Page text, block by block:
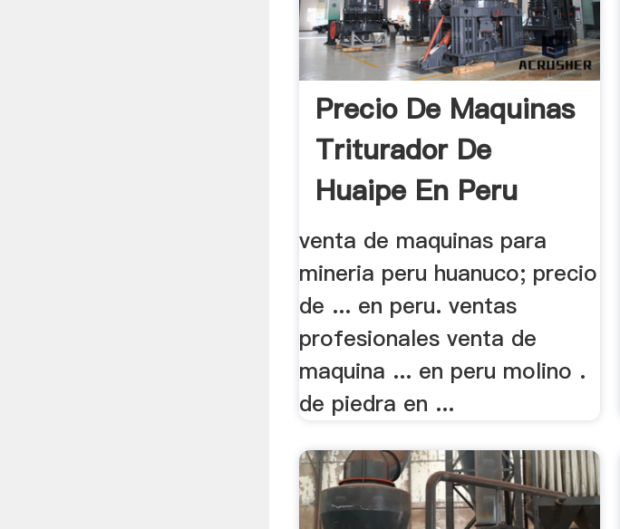
Precio De Maquinas
Triturador De
Huaipe En Peru
venta de maquinas para
mineria peru huanuco; precio
de ... en peru. ventas
profesionales venta de
maquina ... en peru molino .
de piedra en ...